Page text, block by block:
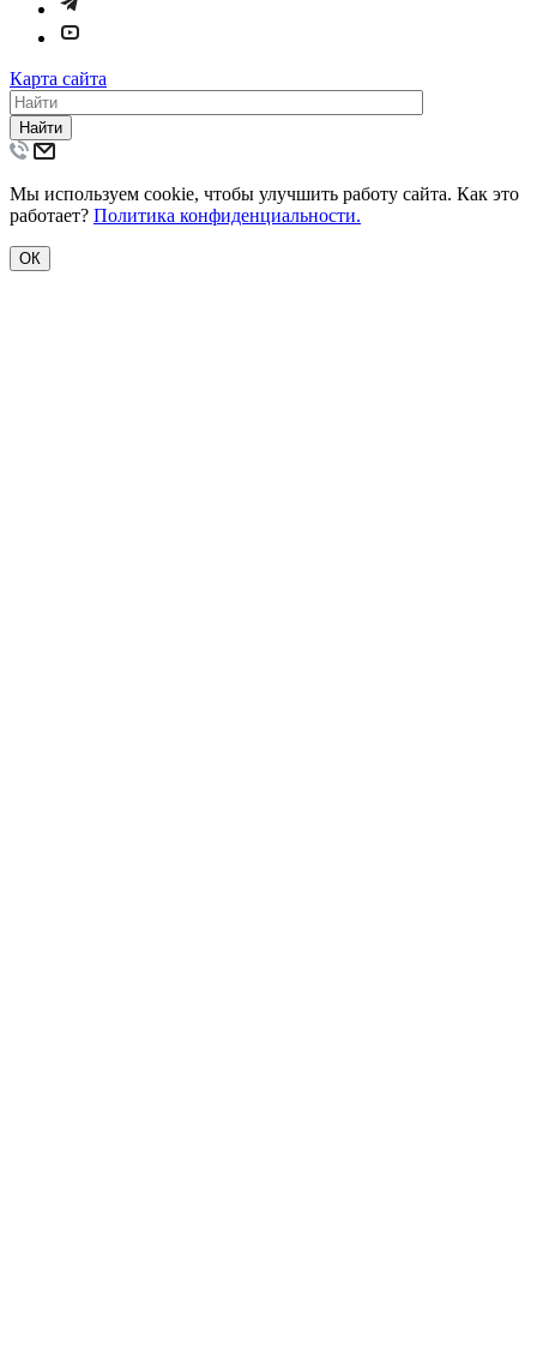
Карта сайта
Найти
Мы используем cookie, чтобы улучшить работу сайта. Как это
работает? Политика конфиденциальности.
ОК